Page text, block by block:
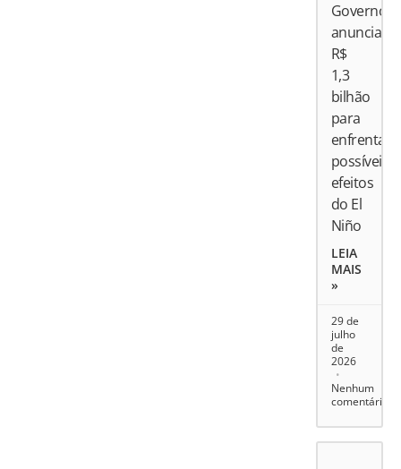
Governo
anuncia
R$
1,3
bilhão
para
enfrentar
possíveis
efeitos
do El
Niño
LEIA
MAIS
»
29 de
julho
de
2026
Nenhum
comentário